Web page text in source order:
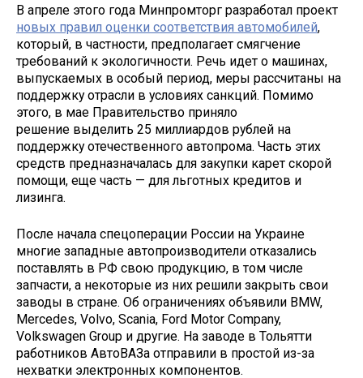
В апреле этого года Минпромторг разработал проект
новых правил оценки соответствия автомобилей,
который, в частности, предполагает смягчение
требований к экологичности. Речь идет о машинах,
выпускаемых в особый период, меры рассчитаны на
поддержку отрасли в условиях санкций. Помимо
этого, в мае Правительство приняло
решение выделить 25 миллиардов рублей на
поддержку отечественного автопрома. Часть этих
средств предназначалась для закупки карет скорой
помощи, еще часть — для льготных кредитов и
лизинга.
После начала спецоперации России на Украине
многие западные автопроизводители отказались
поставлять в РФ свою продукцию, в том числе
запчасти, а некоторые из них решили закрыть свои
заводы в стране. Об ограничениях объявили BMW,
Mercedes, Volvo, Scania, Ford Motor Company,
Volkswagen Group и другие. На заводе в Тольятти
работников АвтоВАЗа отправили в простой из-за
нехватки электронных компонентов.